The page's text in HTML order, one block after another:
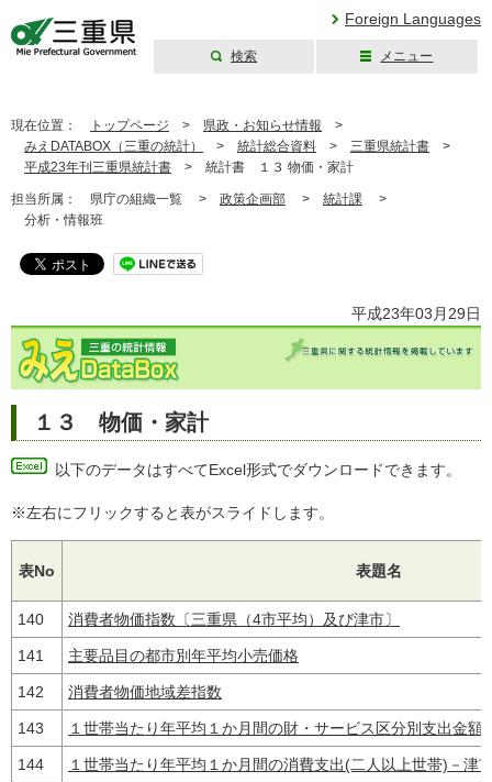
Foreign Languages
検索 メニュー
現在位置： トップページ > 県政・お知らせ情報 >
みえDATABOX（三重の統計）
> 統計総合資料 > 三重県統計書 >
平成23年刊三重県統計書 > 統計書 １３ 物価・家計
担当所属： 県庁の組織一覧 > 政策企画部 > 統計課 >
分析・情報班
平成23年03月29日
１３ 物価・家計
以下のデータはすべてExcel形式でダウンロードできます。
※左右にフリックすると表がスライドします。
表No 表題名
140 消費者物価指数〔三重県（4市平均）及び津市〕
141 主要品目の都市別年平均小売価格
142 消費者物価地域差指数
143 １世帯当たり年平均１か月間の財・サービス区分別支出金額
144 １世帯当たり年平均１か月間の消費支出(二人以上世帯)－津